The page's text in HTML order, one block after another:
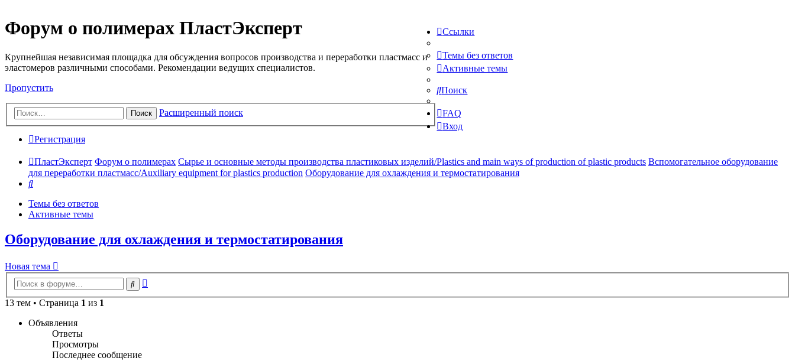
Форум о полимерах ПластЭксперт
Крупнейшая независимая площадка для обсуждения вопросов производства и переработки пластмасс и
эластомеров различными способами. Рекомендации ведущих специалистов.
Пропустить
Поиск Расширенный поиск
Ссылки
Темы без ответов
Активные темы
Поиск
FAQ
Вход
Регистрация
ПластЭксперт Форум о полимерах Сырье и основные методы производства пластиковых изделий/Plastics and main ways of production of plastic products Вспомогательное оборудование
для переработки пластмасс/Auxiliary equipment for plastics production Оборудование для охлаждения и термостатирования
Поиск
Темы без ответов
Активные темы
Оборудование для охлаждения и термостатирования
Новая тема
Поиск
13 тем • Страница 1 из 1
Объявления
Ответы
Просмотры
Последнее сообщение